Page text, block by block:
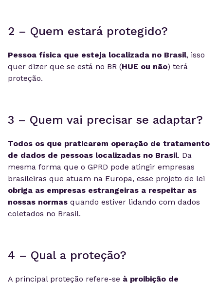
2 – Quem estará protegido?
Pessoa física que esteja localizada no Brasil, isso
quer dizer que se está no BR (HUE ou não) terá
proteção.
3 – Quem vai precisar se adaptar?
Todos os que praticarem operação de tratamento
de dados de pessoas localizadas no Brasil. Da
mesma forma que o GPRD pode atingir empresas
brasileiras que atuam na Europa, esse projeto de lei
obriga as empresas estrangeiras a respeitar as
nossas normas quando estiver lidando com dados
coletados no Brasil.
4 – Qual a proteção?
A principal proteção refere-se à proibição de